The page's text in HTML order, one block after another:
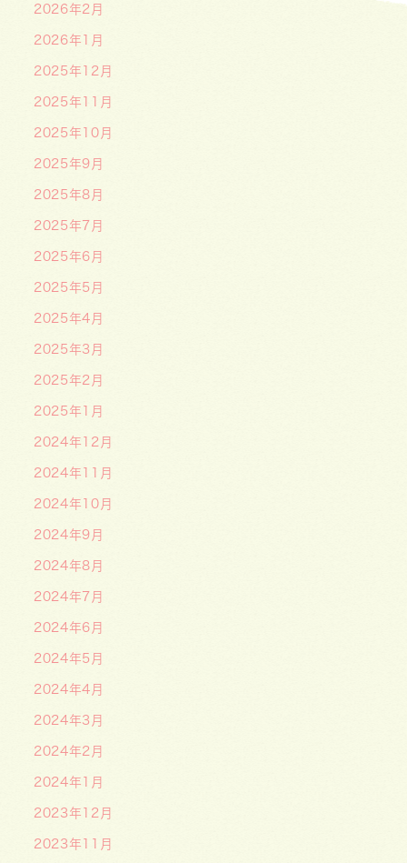
2026年2月
2026年1月
2025年12月
2025年11月
2025年10月
2025年9月
2025年8月
2025年7月
2025年6月
2025年5月
2025年4月
2025年3月
2025年2月
2025年1月
2024年12月
2024年11月
2024年10月
2024年9月
2024年8月
2024年7月
2024年6月
2024年5月
2024年4月
2024年3月
2024年2月
2024年1月
2023年12月
2023年11月